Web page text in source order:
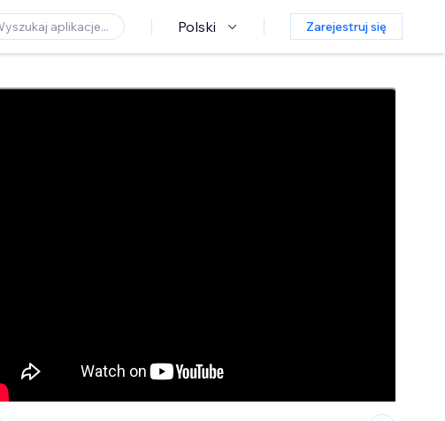
Polski Zarejestruj się